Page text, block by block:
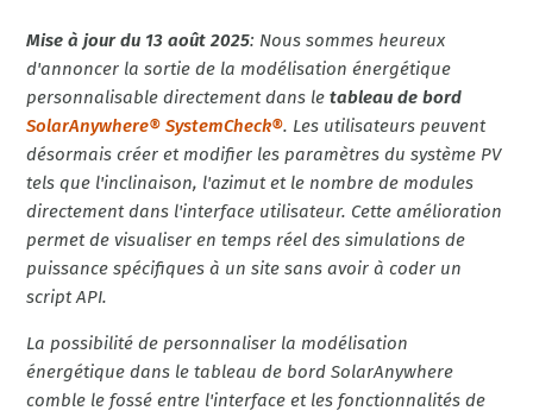
Mise à jour du 13 août 2025: Nous sommes heureux
d'annoncer la sortie de la modélisation énergétique
personnalisable directement dans le tableau de bord
SolarAnywhere® SystemCheck®. Les utilisateurs peuvent
désormais créer et modifier les paramètres du système PV
tels que l'inclinaison, l'azimut et le nombre de modules
directement dans l'interface utilisateur. Cette amélioration
permet de visualiser en temps réel des simulations de
puissance spécifiques à un site sans avoir à coder un
script API.
La possibilité de personnaliser la modélisation
énergétique dans le tableau de bord SolarAnywhere
comble le fossé entre l'interface et les fonctionnalités de